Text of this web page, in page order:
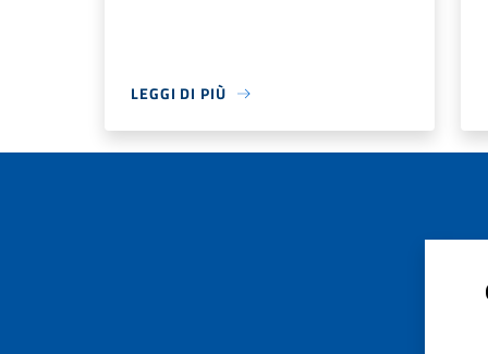
LEGGI DI PIÙ